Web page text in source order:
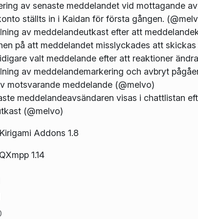
av senaste meddelandet vid mottagande
ställts in i Kaidan för första gången.
av meddelandeutkast efter att
på att meddelandet misslyckades att
valt meddelande efter att reaktioner
av meddelandemarkering och avbryt
motsvarande meddelande (@melvo)
meddelandeavsändaren visas i chattlistan
(@melvo)
Addons 1.8
1.14